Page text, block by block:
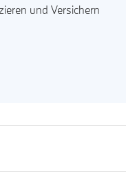
und Versichern